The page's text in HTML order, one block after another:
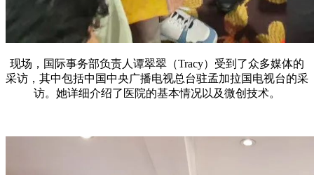
现场，国际事务部负责人谭翠翠（Tracy）受到了众多媒体的
采访，其中包括中国中央广播电视总台驻孟加拉国电视台的采
访。她详细介绍了医院的基本情况以及微创技术。